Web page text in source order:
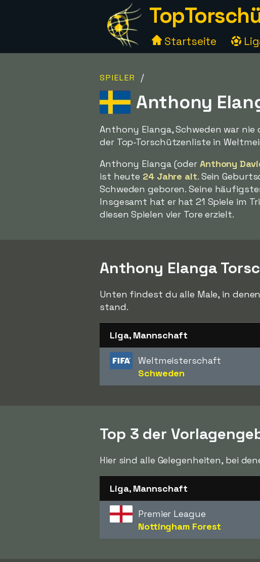
Startseite
SPIELER /
Anthony
Anthony Elanga, Schweden war nie
der Top-Torschützenliste in
Anthony Elanga (oder Anthony
ist heute 24 Jahre alt. Sein
Schweden geboren. Seine
Insgesamt hat er hat 21 Spiele im
diesen Spielen vier Tore erzielt.
Anthony Elanga
Unten findest du alle Male, in
stand.
Liga, Mannschaft
Weltmeisterschaft
Schweden
Top 3 der
Hier sind alle Gelegenheiten, bei
Liga, Mannschaft
Premier League
Nottingham Forest